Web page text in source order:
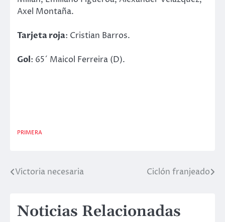
Axel Montaña.
Tarjeta roja: Cristian Barros.
Gol: 65´ Maicol Ferreira (D).
PRIMERA
Navegación
entradas
Victoria necesaria Ciclón franjeado
Noticias Relacionadas